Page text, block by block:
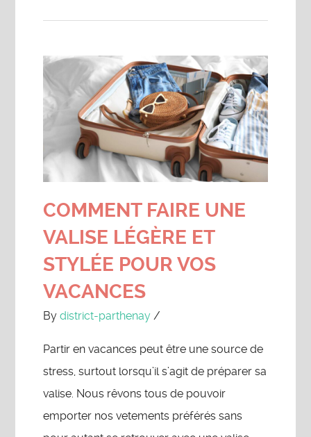
COMMENT FAIRE UNE
VALISE LÉGÈRE ET
STYLÉE POUR VOS
VACANCES
Bydistrict-parthenay /
Partir en vacances peut être une source de
stress, surtout lorsqu’il s’agit de préparer sa
valise. Nous rêvons tous de pouvoir
emporter nos vetements préférés sans